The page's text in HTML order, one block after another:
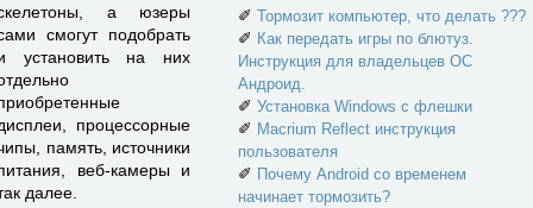
а юзеры
смогут подобрать
установить на них
процессорные
память, источники
веб-камеры и
далее.
✐ Тормозит компьютер, что делать ???
✐ Как передать игры по блютуз.
Инструкция для владельцев ОС
Андроид.
✐ Установка Windows с флешки
✐ Macrium Reflect инструкция
пользователя
✐ Почему Android со временем
начинает тормозить?